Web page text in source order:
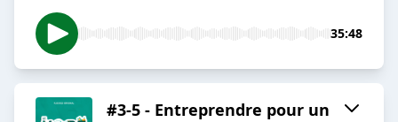
35:48
#3-5 - Entreprendre pour un